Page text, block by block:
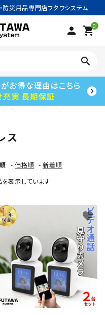
防災用品専門店フタワシステム
person 0
shopping_cart
search
ス
-価格順 -新着順
表示しています
favorite